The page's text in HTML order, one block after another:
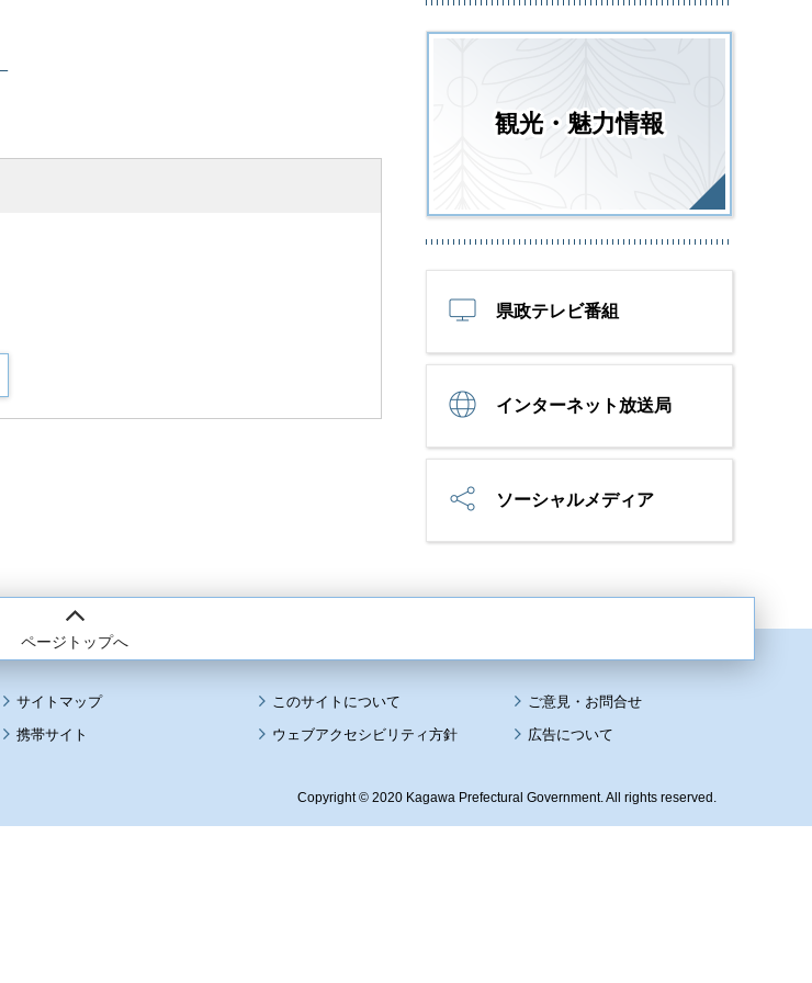
観光・魅力情報
県政テレビ番組
インターネット放送局
ソーシャルメディア
ページトップへ
サイトマップ
このサイトについて
携帯サイト
ウェブアクセシビリティ方針 広告について
Copyright © 2020 Kagawa Prefectural Government. All rights reserved.